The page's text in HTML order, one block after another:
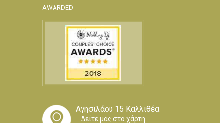
AWARDED
Αγησιλάου 15 Καλλιθέα
Δείτε μας στο χάρτη